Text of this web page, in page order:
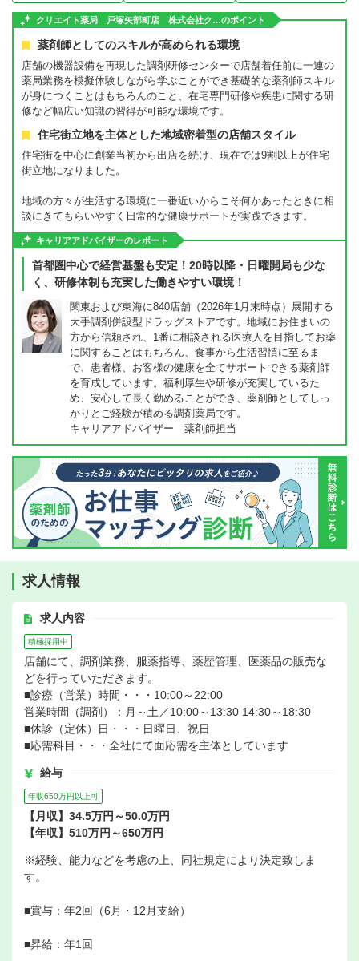
クリエイト薬局 戸塚矢部町店 株式会社ク…のポイント
薬剤師としてのスキルが高められる環境
店舗の機器設備を再現した調剤研修センターで店舗着任前に一連の
薬局業務を模擬体験しながら学ぶことができ基礎的な薬剤師スキル
が身につくことはもちろんのこと、在宅専門研修や疾患に関する研
修など幅広い知識の習得が可能な環境です。
住宅街立地を主体とした地域密着型の店舗スタイル
住宅街を中心に創業当初から出店を続け、現在では9割以上が住宅
街立地になりました。
地域の方々が生活する環境に一番近いからこそ何かあったときに相
談にきてもらいやすく日常的な健康サポートが実践できます。
キャリアアドバイザーのレポート
首都圏中心で経営基盤も安定！20時以降・日曜開局も少な
く、研修体制も充実した働きやすい環境！
関東および東海に840店舗（2026年1月末時点）展開する
大手調剤併設型ドラッグストアです。地域にお住まいの
方から信頼され、1番に相談される医療人を目指してお薬
に関することはもちろん、食事から生活習慣に至るま
で、患者様、お客様の健康を全てサポートできる薬剤師
を育成しています。福利厚生や研修が充実しているた
め、安心して長く勤めることができ、薬剤師としてしっ
かりとご経験が積める調剤薬局です。
キャリアアドバイザー 薬剤師担当
求人情報
求人内容
積極採用中
店舗にて、調剤業務、服薬指導、薬歴管理、医薬品の販売な
どを行っていただきます。
■診療（営業）時間・・・10:00～22:00
営業時間（調剤）：月～土／10:00～13:30 14:30～18:30
■休診（定休）日・・・日曜日、祝日
■応需科目・・・全社にて面応需を主体としています
給与
年収650万円以上可
【月収】34.5万円～50.0万円
【年収】510万円～650万円
※経験、能力などを考慮の上、同社規定により決定致しま
す。
■賞与：年2回（6月・12月支給）
■昇給：年1回